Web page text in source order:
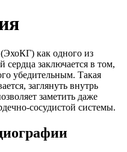
как одного из
сердца заключается в том,
убедительным. Такая
заглянуть внутрь
заметить даже
сосудистой системы.